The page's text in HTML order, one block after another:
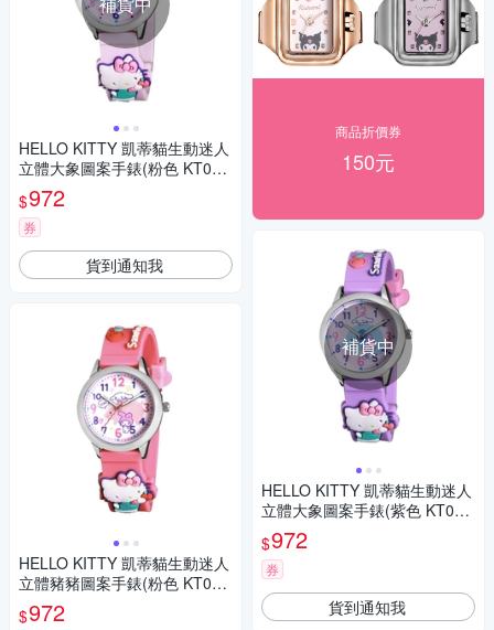
HELLO KITTY 凱蒂貓生動迷人
立體大象圖案手錶(粉色 KT077
LWPP)
$972
券
貨到通知我
HELLO KITTY 凱蒂貓生動迷人
立體豬豬圖案手錶(粉色 KT077
LWWR)
$972
商品折價券
150元
補貨中
HELLO KITTY 凱蒂貓生動迷人
立體大象圖案手錶(紫色 KT077
LWPV)
$972
券
貨到通知我